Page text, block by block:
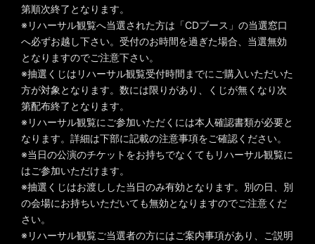
第順次終了となります。
※リハーサル観覧へ当選された方は「CDブース」の当選窓口
へ必ずお越し下さい。受付のお時間を過ぎた場合、当選無効
となりますのでご注意下さい。
※抽選くじはリハーサル観覧受付時間までにご購入いただいた
方が対象となります。数には限りがあり、くじが無くなり次
第配布終了となります。
※リハーサル観覧にご参加いただくには本人確認書類が必要と
なります。詳細は下部に記載の注意事項をご確認ください。
※当日の公演のチケットをお持ちでなくてもリハーサル観覧に
はご参加いただけます。
※抽選くじはお渡しした当日のみ有効となります。別の日、別
の会場にお持ちいただいても無効となりますのでご注意くだ
さい。
※リハーサル観覧ご当選者の方にはご案内事項があり、ご説明